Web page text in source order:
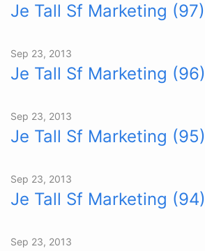
Je Tall Sf Marketing (97)
Sep 23, 2013
Je Tall Sf Marketing (96)
Sep 23, 2013
Je Tall Sf Marketing (95)
Sep 23, 2013
Je Tall Sf Marketing (94)
Sep 23, 2013